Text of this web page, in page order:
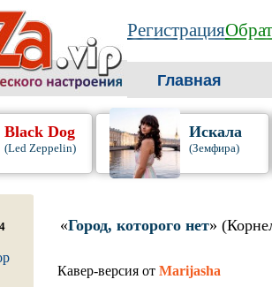
Регистрация
Главная
Black Dog
(Led Zeppelin)
Искала
(Земфира)
«Город, которого нет»
Кавер-версия от Marijasha